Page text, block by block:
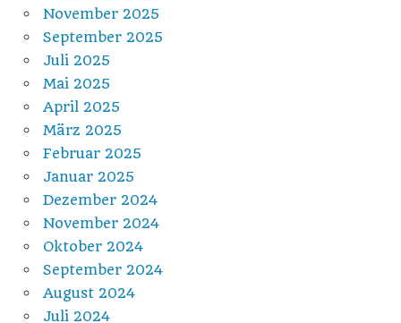
November 2025
September 2025
Juli 2025
Mai 2025
April 2025
März 2025
Februar 2025
Januar 2025
Dezember 2024
November 2024
Oktober 2024
September 2024
August 2024
Juli 2024